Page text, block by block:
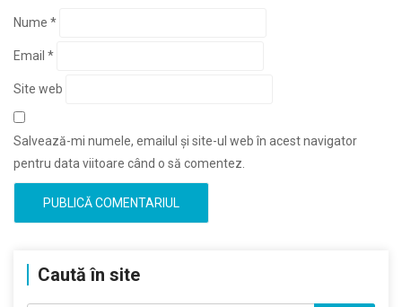
Nume *
Email *
Site web
Salvează-mi numele, emailul și site-ul web în acest navigator
pentru data viitoare când o să comentez.
Caută în site